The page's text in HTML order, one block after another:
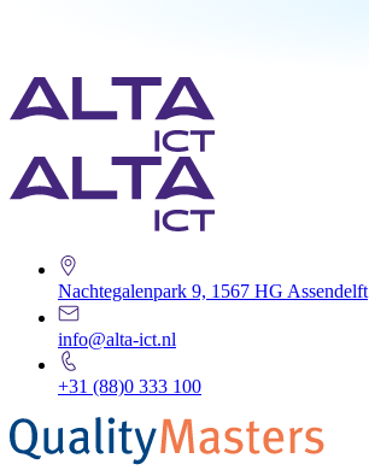
Nachtegalenpark 9, 1567 HG Assendelft
info@alta-ict.nl
+31 (88)0 333 100